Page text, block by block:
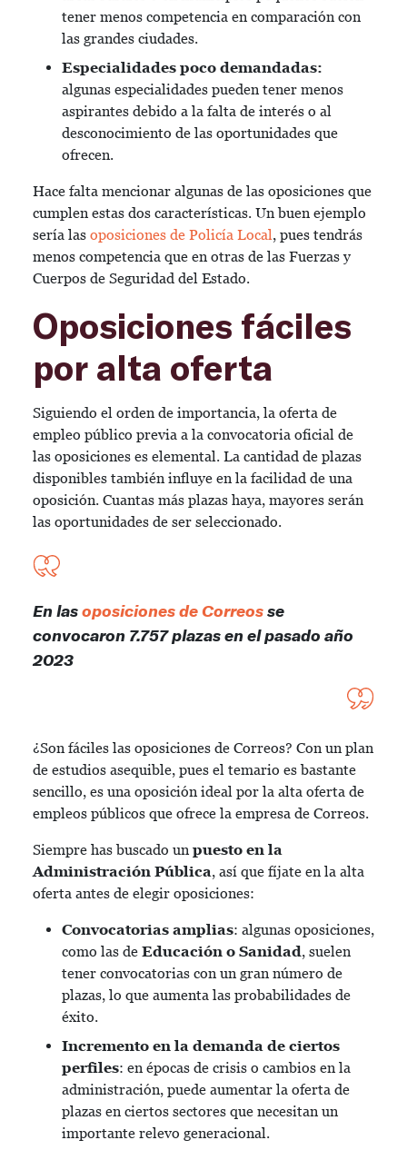
tener menos competencia en comparación con
las grandes ciudades.
Especialidades poco demandadas:
algunas especialidades pueden tener menos
aspirantes debido a la falta de interés o al
desconocimiento de las oportunidades que
ofrecen.
Hace falta mencionar algunas de las oposiciones que
cumplen estas dos características. Un buen ejemplo
sería las oposiciones de Policía Local, pues tendrás
menos competencia que en otras de las Fuerzas y
Cuerpos de Seguridad del Estado.
Oposiciones fáciles
por alta oferta
Siguiendo el orden de importancia, la oferta de
empleo público previa a la convocatoria oficial de
las oposiciones es elemental. La cantidad de plazas
disponibles también influye en la facilidad de una
oposición. Cuantas más plazas haya, mayores serán
las oportunidades de ser seleccionado.
En lasoposiciones de Correosse
convocaron 7.757 plazas en el pasado año
2023
¿Son fáciles las oposiciones de Correos? Con un plan
de estudios asequible, pues el temario es bastante
sencillo, es una oposición ideal por la alta oferta de
empleos públicos que ofrece la empresa de Correos.
Siempre has buscado un puesto en la
Administración Pública, así que fíjate en la alta
oferta antes de elegir oposiciones:
Convocatorias amplias: algunas oposiciones,
como las de Educación o Sanidad, suelen
tener convocatorias con un gran número de
plazas, lo que aumenta las probabilidades de
éxito.
Incremento en la demanda de ciertos
perfiles: en épocas de crisis o cambios en la
administración, puede aumentar la oferta de
plazas en ciertos sectores que necesitan un
importante relevo generacional.